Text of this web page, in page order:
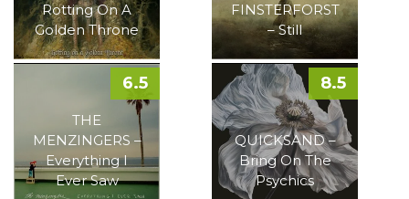
Rotting On A
Golden Throne
FINSTERFORST
– Still
THE
MENZINGERS –
Everything I
Ever Saw
6.5
QUICKSAND –
Bring On The
Psychics
8.5